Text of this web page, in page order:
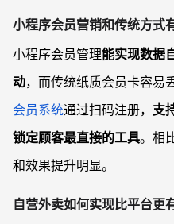
小程序会员营销和传统方式
小程序会员管理能实现数据
动，而传统纸质会员卡容易
会员系统通过扫码注册， 支
锁定顾客最直接的工具。相
和效果提升明显。
自营外卖如何实现比平台更